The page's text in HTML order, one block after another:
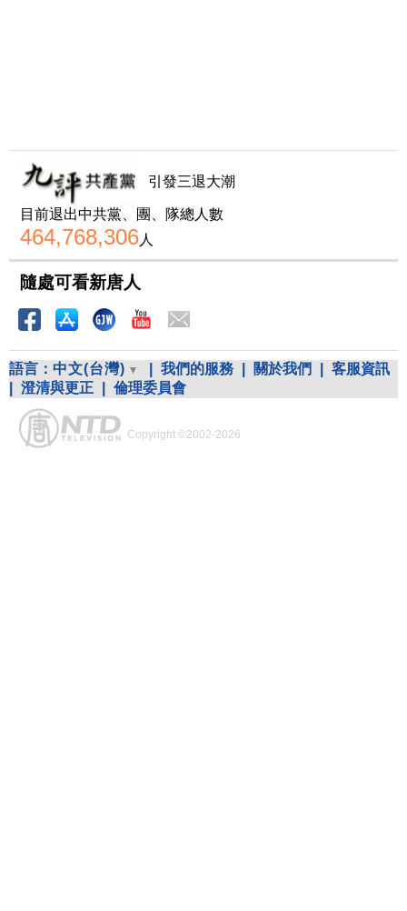
引發三退大潮
目前退出中共黨、團、隊總人數
464,768,306人
隨處可看新唐人
語言： 中文(台灣) 我們的服務 關於我們
客服資訊
澄清與更正 倫理委員會
Copyright ©2002-2026